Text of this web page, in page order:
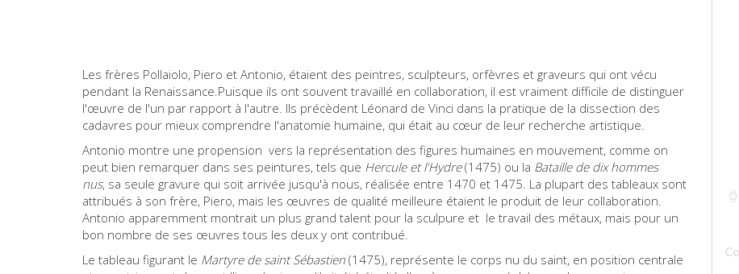
Les frères Pollaiolo, Piero et Antonio, étaient des peintres, sculpteurs, orfèvres et graveurs qui ont vécu
pendant la Renaissance.Puisque ils ont souvent travaillé en collaboration, il est vraiment difficile de distinguer
l'œuvre de l'un par rapport à l'autre. Ils précèdent Léonard de Vinci dans la pratique de la dissection des
cadavres pour mieux comprendre l'anatomie humaine, qui était au cœur de leur recherche artistique.
Antonio montre une propension vers la représentation des figures humaines en mouvement, comme on
peut bien remarquer dans ses peintures, tels que Hercule et l'Hydre(1475) ou la Bataille de dix hommes
nus, sa seule gravure qui soit arrivée jusqu'à nous, réalisée entre 1470 et 1475. La plupart des tableaux sont
attribués à son frère, Piero, mais les œuvres de qualité meilleure étaient le produit de leur collaboration.
Antonio apparemment montrait un plus grand talent pour la sculpure et le travail des métaux, mais pour un
bon nombre de ses œuvres tous les deux y ont contribué.
Le tableau figurant le Martyre de saint Sébastien (1475), représente le corps nu du saint, en position centrale